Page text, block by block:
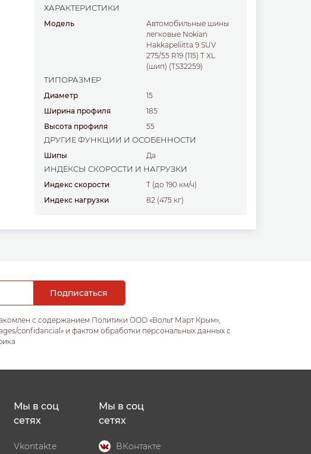
ХАРАКТЕРИСТИКИ
Модель
Автомобильные шины
легковые Nokian
Hakkapeliitta 9 SUV
275/55 R19 (115) T XL
(шип) (TS32259)
ТИПОРАЗМЕР
Диаметр
15
Ширина профиля
185
Высота профиля
55
ДРУГИЕ ФУНКЦИИ И ОСОБЕННОСТИ
Шипы Да
ИНДЕКСЫ СКОРОСТИ И НАГРУЗКИ
Индекс скорости
T (до 190 км/ч)
Индекс нагрузки
82 (475 кг)
с содержанием Политики ООО «Вольт Март Крым»,
confidancial» и фактом обработки персональных данных с
Мы в соц
сетях
Vkontakte
Мы в соц
сетях
ВКонтакте